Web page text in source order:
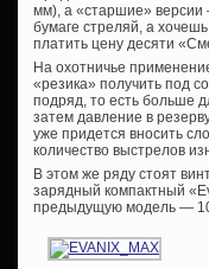
мм), а «старшие» версии
бумаге стреляй, а
платить цену десяти
На охотничье
«резика» получить под
подряд, то есть больше
затем давление в
уже придется вносить
количество выстрелов
В этом же ряду стоят
зарядный компактный
предыдущую модель —